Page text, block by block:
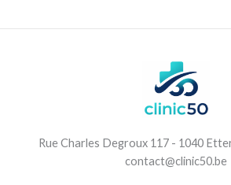
Rue Charles Degroux 117 - 1040
contact@clinic50.be